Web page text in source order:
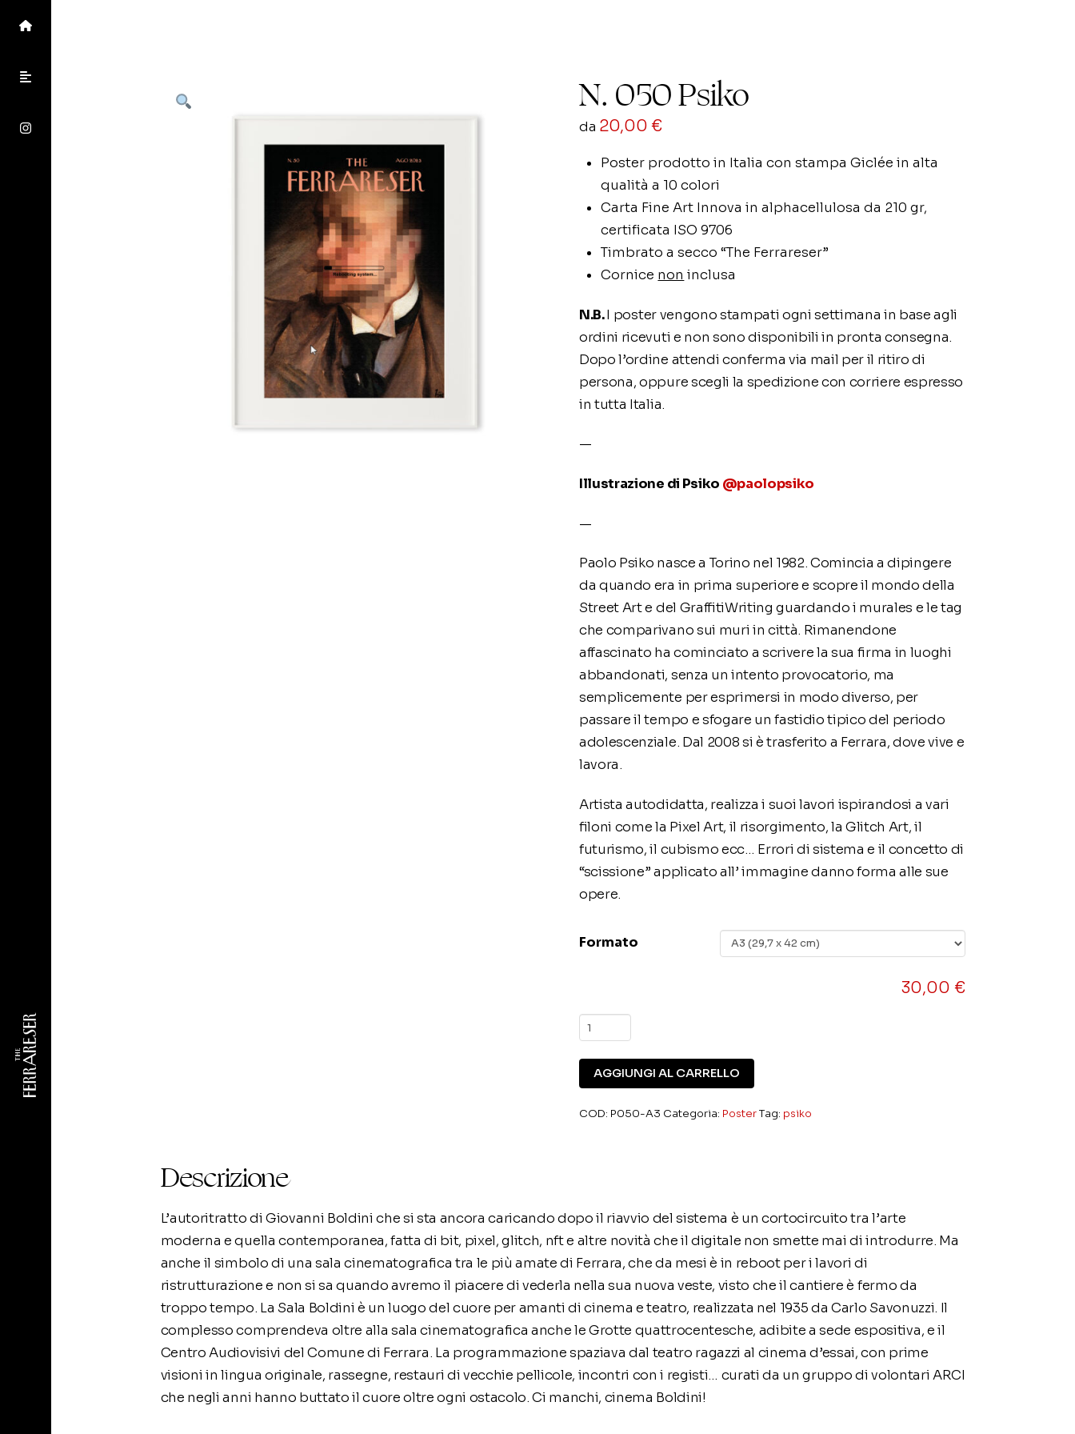
N. 050 Psiko
da 20,00€
Poster prodotto in Italia con stampa Giclée in alta
qualità a 10 colori
Carta Fine Art Innova in alphacellulosa da 210 gr,
certificata ISO 9706
Timbrato a secco “The Ferrareser”
Cornice non inclusa
N.B.I poster vengono stampati ogni settimana in base agli
ordini ricevuti e non sono disponibili in pronta consegna.
Dopo l’ordine attendi conferma via mail per il ritiro di
persona, oppure scegli la spedizione con corriere espresso
in tutta Italia.
—
Illustrazione di Psiko @paolopsiko
—
Paolo Psiko nasce a Torino nel 1982. Comincia a dipingere
da quando era in prima superiore e scopre il mondo della
Street Art e del GraffitiWriting guardando i murales e le tag
che comparivano sui muri in città. Rimanendone
affascinato ha cominciato a scrivere la sua firma in luoghi
abbandonati, senza un intento provocatorio, ma
semplicemente per esprimersi in modo diverso, per
passare il tempo e sfogare un fastidio tipico del periodo
adolescenziale. Dal 2008 si è trasferito a Ferrara, dove vive e
lavora.
Artista autodidatta, realizza i suoi lavori ispirandosi a vari
filoni come la Pixel Art, il risorgimento, la Glitch Art, il
futurismo, il cubismo ecc… Errori di sistema e il concetto di
“scissione” applicato all’ immagine danno forma alle sue
opere.
Formato
30,00€
N.
050
Psiko
quantità
AGGIUNGI AL CARRELLO
COD: P050-A3 Categoria: PosterTag: psiko
Descrizione
L’autoritratto di Giovanni Boldini che si sta ancora caricando dopo il riavvio del sistema è un cortocircuito tra l’arte
moderna e quella contemporanea, fatta di bit, pixel, glitch, nft e altre novità che il digitale non smette mai di introdurre. Ma
anche il simbolo di una sala cinematografica tra le più amate di Ferrara, che da mesi è in reboot per i lavori di
ristrutturazione e non si sa quando avremo il piacere di vederla nella sua nuova veste, visto che il cantiere è fermo da
troppo tempo. La Sala Boldini è un luogo del cuore per amanti di cinema e teatro, realizzata nel 1935 da Carlo Savonuzzi. Il
complesso comprendeva oltre alla sala cinematografica anche le Grotte quattrocentesche, adibite a sede espositiva, e il
Centro Audiovisivi del Comune di Ferrara. La programmazione spaziava dal teatro ragazzi al cinema d’essai, con prime
visioni in lingua originale, rassegne, restauri di vecchie pellicole, incontri con i registi… curati da un gruppo di volontari ARCI
che negli anni hanno buttato il cuore oltre ogni ostacolo. Ci manchi, cinema Boldini!